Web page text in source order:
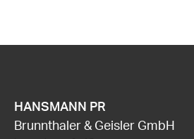
HANSMANN PR
Brunnthaler & Geisler GmbH